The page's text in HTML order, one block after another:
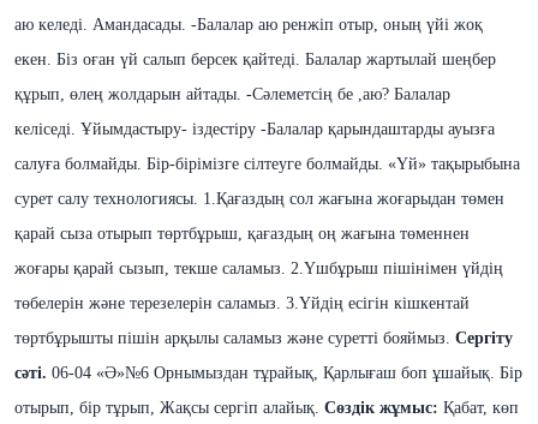
аю келеді. Амандасады. -Балалар аю ренжіп отыр, оның үйі жоқ
екен. Біз оған үй салып берсек қайтеді. Балалар жартылай шеңбер
құрып, өлең жолдарын айтады. -Сәлеметсің бе ,аю? Балалар
келіседі. Ұйымдастыру- іздестіру -Балалар қарындаштарды ауызға
салуға болмайды. Бір-бірімізге сілтеуге болмайды. «Үй» тақырыбына
сурет салу технологиясы. 1.Қағаздың сол жағына жоғарыдан төмен
қарай сыза отырып төртбұрыш, қағаздың оң жағына төменнен
жоғары қарай сызып, текше саламыз. 2.Үшбұрыш пішінімен үйдің
төбелерін және терезелерін саламыз. 3.Үйдің есігін кішкентай
төртбұрышты пішін арқылы саламыз және суретті бояймыз. Сергіту
сәті. 06-04 «Ә»№6 Орнымыздан тұрайық, Қарлығаш боп ұшайық. Бір
отырып, бір тұрып, Жақсы сергіп алайық. Сөздік жұмыс: Қабат, көп